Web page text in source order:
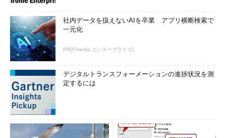
社内データを扱えないAIを卒業 アプリ横断検索で
一元化
PR(ITmedia エンタープライズ)
デジタルトランスフォーメーションの進捗状況を測
定するには